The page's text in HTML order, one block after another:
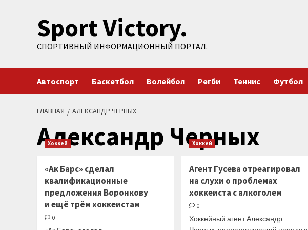
содержимомуSport Victory.
СПОРТИВНЫЙ ИНФОРМАЦИОННЫЙ ПОРТАЛ.
Автоспорт Баскетбол Волейбол Регби Теннис Футбол
ГЛАВНАЯ АЛЕКСАНДР ЧЕРНЫХ
Александр Черных
Хоккей
«Ак Барс» сделал
квалификационные
предложения Воронкову
и ещё трём хоккеистам
0
Хоккей
Агент Гусева отреагировал
на слухи о проблемах
хоккеиста с алкоголем
0
Хоккейный агент Александр